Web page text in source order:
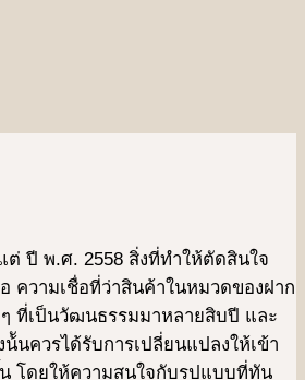
ต่ ปี พ.ศ. 2558 สิ่งที่ทำให้ตัดสินใจ
ความเชื่อที่ว่าสินค้าในหมวดของฝาก
ๆ ที่เป็นวัฒนธรรมมาหลายสิบปี และ
นควรได้รับการเปลี่ยนแปลงให้เข้า
โดยให้ความสนใจกับรูปแบบที่ทัน